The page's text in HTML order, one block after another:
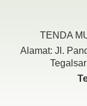
TENDA
Alamat: Jl.